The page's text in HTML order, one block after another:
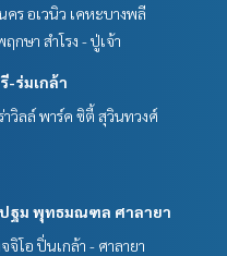
ร อเวนิว เคหะบางพลี
กษา สำโรง - ปู่เจ้า
-ร่มเกล้า
วิลล์ พาร์ค ซิตี้ สุวินทวงศ์
ฐม พุทธมณฑล ศาลายา
จิโอ ปิ่นเกล้า - ศาลายา